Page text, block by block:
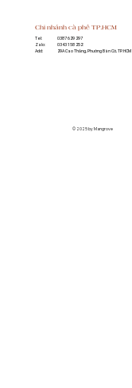
Chi nhánh cà phê TP.HCM
Tel:
Zalo:
Add:
0387 629 297
0343 158 252
29A Cao Thắng, Phường Bàn Cờ, TP. HCM
© 2025 by Mangrove